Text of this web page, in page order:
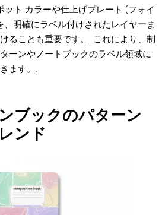
ット カラーや仕上げプレート (フォイ
、明確にラベル付けされたレイヤーま
ることも重要です。. これにより、制
ーンやノートブックのラベル領域に
ます。.
ブックのパターン
ンド